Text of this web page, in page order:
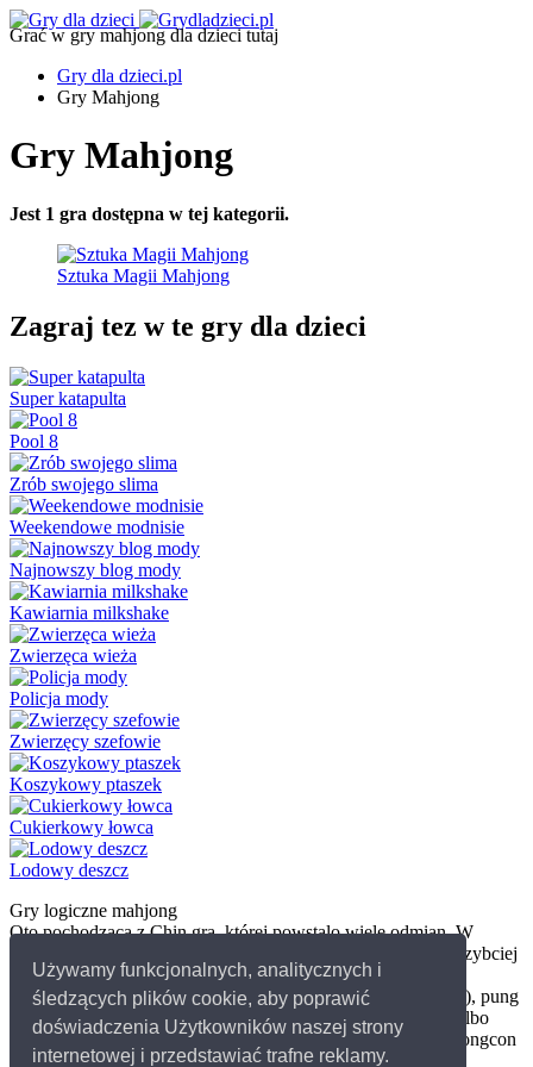
Używamy funkcjonalnych, analitycznych i
śledzących plików cookie, aby poprawić
doświadczenia Użytkowników naszej strony
internetowej i przedstawiać trafne reklamy.
Grać w gry mahjong dla dzieci tutaj
Gry dla dzieci.pl
Gry Mahjong
Gry Mahjong
Jest 1 gra dostępna w tej kategorii.
Sztuka Magii Mahjong
Zagraj tez w te gry dla dzieci
Super katapulta
Pool 8
Zrób swojego slima
Weekendowe modnisie
Najnowszy blog mody
Kawiarnia milkshake
Zwierzęca wieża
Policja mody
Zwierzęcy szefowie
Koszykowy ptaszek
Cukierkowy łowca
Lodowy deszcz
Gry logiczne mahjong
Oto pochodzaca z Chin gra, której powstalo wiele odmian. W
darmowych grach Mahjong online chodzi o to, zeby jak najszybciej
pozbyc sie kamieni odpowiednio je ze soba laczac. Kilka
przykladów kombinacji to: kong (cztery takie same kamienie), pung
(trzy takie same kamienie), para (dwa takie same kamienie) albo
chow - trzy kamienie oznaczone kolejnymi numerami. Mahjongcon
to jedna z najlepszych gier mahjong dla dzieci.